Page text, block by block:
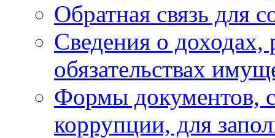
Обратная связь для
Сведения о доходах,
обязательствах
Формы документов,
коррупции, для